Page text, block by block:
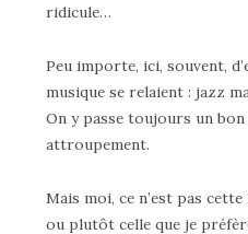
ridicule…
Peu importe, ici, souvent,
musique se relaient : jazz
On y passe toujours un
attroupement.
Mais moi, ce n’est pas
ou plutôt celle que je